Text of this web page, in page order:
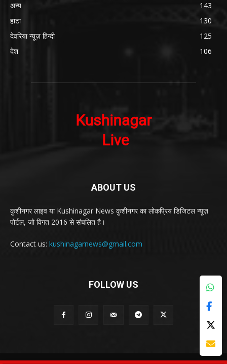
अन्य
143
हाटा
130
देवरिया न्यूज़ हिन्दी
125
देश
106
ABOUT US
कुशीनगर लाइव या Kushinagar News कुशीनगर का लोकप्रिय डिजिटल न्यूज़
पोर्टल, जो विगत 2016 से संचलित है।
Contact us: kushinagarnews@gmail.com
FOLLOW US